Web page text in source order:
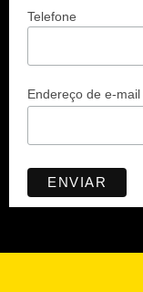
Telefone
Endereço de e-mail